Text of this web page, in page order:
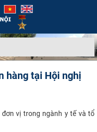
hàng tại Hội nghị
đơn vị trong ngành y tế và tổ